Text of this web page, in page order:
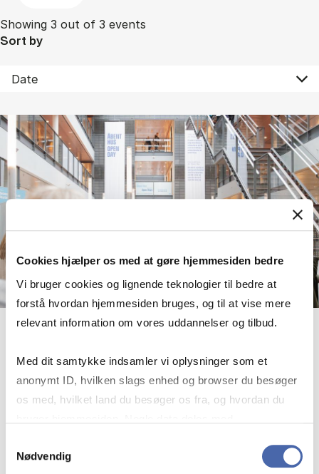
Cookies hjælper os med at gøre hjemmesiden bedre
Vi bruger cookies og lignende teknologier til bedre at
forstå hvordan hjemmesiden bruges, og til at vise mere
relevant information om vores uddannelser og tilbud.
Med dit samtykke indsamler vi oplysninger som et
anonymt ID, hvilken slags enhed og browser du besøger
os med, hvilket land du besøger os fra, og hvordan du
markedsføring. Du bestemmer selv - og kan altid trække
Nødvendig
Showing 3 out of 3 events
Sort by
2027
Date: 29 January 2027
Solbjerg Plads 3, 2000 Frederiksberg
View event Open Day for bach­el­or pro­grammes